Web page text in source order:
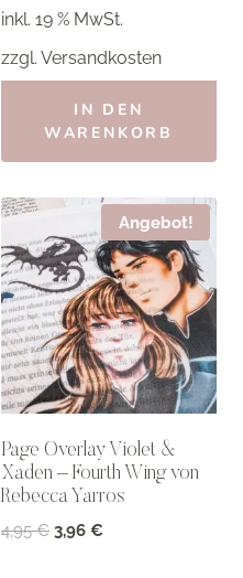
4,95 €3,96 €.
inkl. 19 % MwSt.
zzgl. Versandkosten
IN DEN
WARENKORB
Angebot!
Page Overlay Violet &
Xaden – Fourth Wing von
Rebecca Yarros
4,95€ Ursprünglicher
3,96 €